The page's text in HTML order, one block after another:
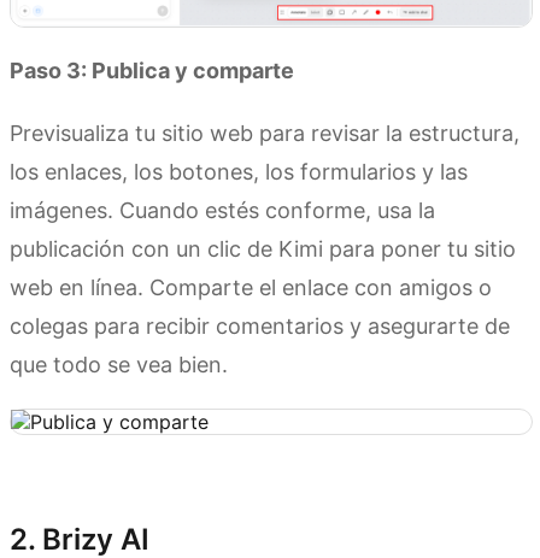
Paso 3: Publica y comparte
Previsualiza tu sitio web para revisar la estructura,
los enlaces, los botones, los formularios y las
imágenes. Cuando estés conforme, usa la
publicación con un clic de Kimi para poner tu sitio
web en línea. Comparte el enlace con amigos o
colegas para recibir comentarios y asegurarte de
que todo se vea bien.
2. Brizy AI